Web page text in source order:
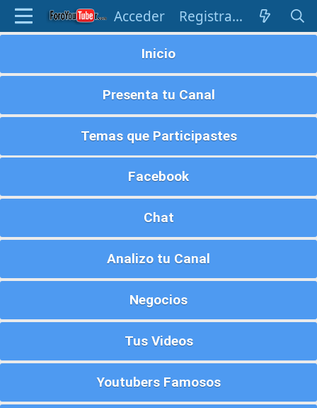
Acceder Registrarse
Inicio
Presenta tu Canal
Temas que Participastes
Facebook
Chat
Analizo tu Canal
Negocios
Tus Videos
Youtubers Famosos